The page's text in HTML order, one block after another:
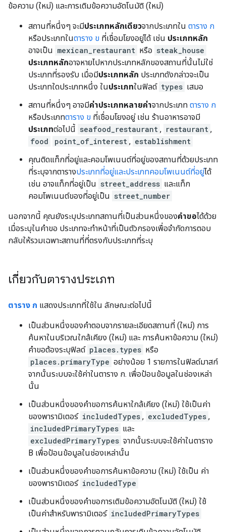
ข้อความ (ใหม่) และการเติมข้อความอัตโนมัติ (ใหม่)
สถานที่หนึ่งๆ จะมีประเภทหลักเดียวจากประเภทใน ตาราง ก
หรือประเภทในตาราง ข ที่เชื่อมโยงอยู่ได้ เช่น ประเภทหลัก
อาจเป็น mexican_restaurant หรือ steak_house
ประเภทหลักอาจหายไปหากประเภทหลักของสถานที่นั้นไม่ใช่
ประเภทที่รองรับ เมื่อมีประเภทหลัก ประเภทดังกล่าวจะเป็น
ประเภทใดประเภทหนึ่ง ในประเภทในฟิลด์ types เสมอ
สถานที่หนึ่งๆ อาจมีค่าประเภทหลายค่าจากประเภท ตาราง ก
หรือประเภทตาราง ข ที่เชื่อมโยงอยู่ เช่น ร้านอาหารอาจมี
ประเภทต่อไปนี้ seafood_restaurant , restaurant ,
food
point_of_interest , establishment
คุณติดแท็กที่อยู่และคอมโพเนนต์ที่อยู่ของสถานที่ด้วยประเภท
ที่ระบุจากตารางประเภทที่อยู่และประเภทคอมโพเนนต์ที่อยู่ได้
เช่น อาจแท็กที่อยู่เป็น street_address และแท็ก
คอมโพเนนต์ของที่อยู่เป็น street_number
นอกจากนี้ คุณยังระบุประเภทสถานที่เป็นส่วนหนึ่งของคำขอได้ด้วย
เมื่อระบุในคำขอ ประเภทจะทำหน้าที่เป็นตัวกรองเพื่อจำกัดการตอบ
กลับให้รวมเฉพาะสถานที่ที่ตรงกับประเภทที่ระบุ
เกี่ยวกับตารางประเภท
ตาราง ก แสดงประเภทที่ใช้ใน ลักษณะต่อไปนี้
เป็นส่วนหนึ่งของคำตอบจากรายละเอียดสถานที่ (ใหม่) การ
ค้นหาในบริเวณใกล้เคียง (ใหม่) และ การค้นหาข้อความ (ใหม่)
คำขอต้องระบุฟิลด์ places.types หรือ
places.primaryType อย่างน้อย 1 รายการในฟิลด์มาสก์
จากนั้นระบบจะใช้ค่าในตาราง ก. เพื่อป้อนข้อมูลในช่องเหล่า
นั้น
เป็นส่วนหนึ่งของคำขอการค้นหาใกล้เคียง (ใหม่) ใช้เป็นค่า
ของพารามิเตอร์ includedTypes , excludedTypes ,
includedPrimaryTypes และ
excludedPrimaryTypes จากนั้นระบบจะใช้ค่าในตาราง
B เพื่อป้อนข้อมูลในช่องเหล่านั้น
เป็นส่วนหนึ่งของคำขอการค้นหาข้อความ (ใหม่) ใช้เป็น ค่า
ของพารามิเตอร์ includedType
เป็นส่วนหนึ่งของคำขอการเติมข้อความอัตโนมัติ (ใหม่) ใช้
เป็นค่าสำหรับพารามิเตอร์ includedPrimaryTypes